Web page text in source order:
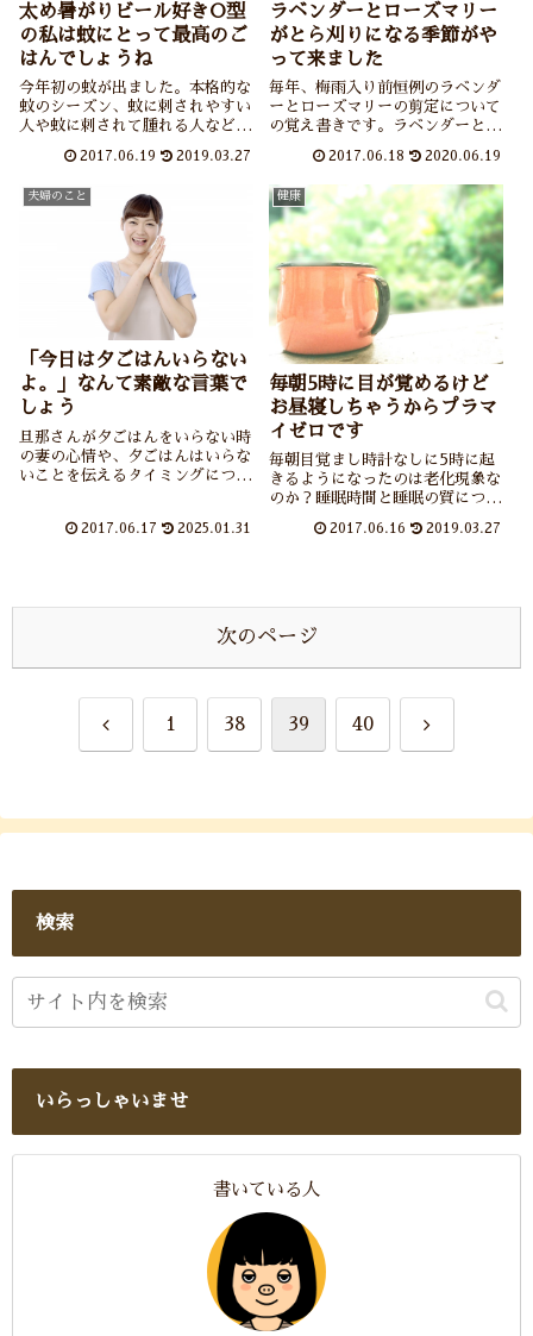
太め暑がりビール好きO型
の私は蚊にとって最高のご
はんでしょうね
今年初の蚊が出ました。本格的な
蚊のシーズン、蚊に刺されやすい
人や蚊に刺されて腫れる人などに
2017.06.19 2019.03.27
ラベンダーとローズマリー
がとら刈りになる季節がや
って来ました
毎年、梅雨入り前恒例のラベンダ
ーとローズマリーの剪定について
の覚え書きです。ラベンダーとロ
能についても触れてあります。そ
れにしても自分の庭のようなハー
ブのことを宝の持ち腐れというの
だろうなぁ。
2017.06.18 2020.06.19
夫婦のこと
「今日は夕ごはんいらない
よ。」なんて素敵な言葉で
しょう
旦那さんが夕ごはんをいらない時
の妻の心情や、夕ごはんはいらな
いことを伝えるタイミングについ
2017.06.17 2025.01.31
健康
毎朝5時に目が覚めるけど
お昼寝しちゃうからプラマ
イゼロです
毎朝目覚まし時計なしに5時に起
きるようになったのは老化現象な
のか？睡眠時間と睡眠の質につい
えています。2017.06.16 2019.03.27
次のページ
前 1 38 39 40 次
検索
いらっしゃいませ
書いている人